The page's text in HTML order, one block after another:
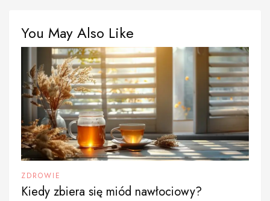
You May Also Like
ZDROWIE
Kiedy zbiera się miód nawłociowy?